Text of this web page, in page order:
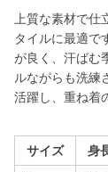
上質な素材で
タイルに最適で
が良く、汗ばむ
ルながらも洗練
活躍し、重ね着
サイズ 身